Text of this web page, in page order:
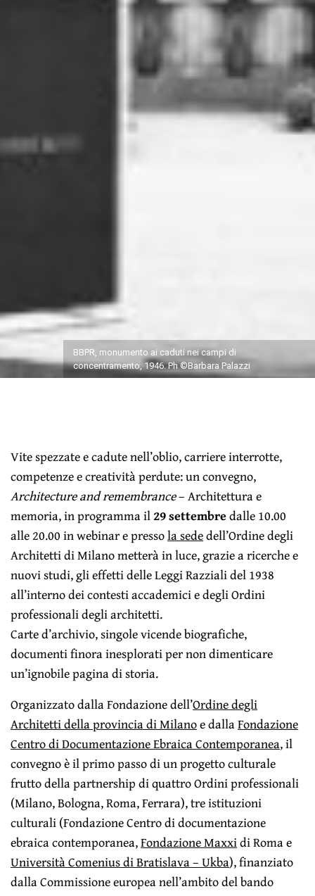
BBPR, monumento ai caduti nei campi di
concentramento, 1946. Ph ©Barbara Palazzi
Vite spezzate e cadute nell’oblio, carriere interrotte,
competenze e creatività perdute: un convegno,
Architecture and remembrance– Architettura e
memoria, in programma il29 settembredalle 10.00
alle 20.00 in webinar e pressola sededell’Ordine degli
Architetti di Milano metterà in luce, grazie a ricerche e
nuovi studi, gli effetti delle Leggi Razziali del 1938
all’interno dei contesti accademici e degli Ordini
professionali degli architetti.
Carte d’archivio, singole vicende biografiche,
documenti finora inesplorati per non dimenticare
un’ignobile pagina di storia.
Organizzato dalla Fondazione dell’Ordine degli
Architetti della provincia di Milanoe dallaFondazione
Centro di Documentazione Ebraica Contemporanea, il
convegno è il primo passo di un progetto culturale
frutto della partnership di quattro Ordini professionali
(Milano, Bologna, Roma, Ferrara), tre istituzioni
culturali (Fondazione Centro di documentazione
ebraica contemporanea,Fondazione Maxxidi Roma e
Università Comenius di Bratislava – Ukba), finanziato
dalla Commissione europea nell’ambito del bando